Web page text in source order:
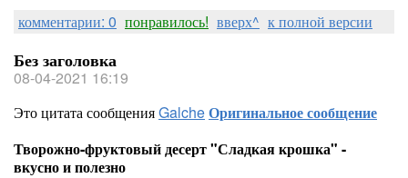
комментарии: 0 понравилось! вверх^ к полной версии
Без заголовка
08-04-2021 16:19
Это цитата сообщенияGalcheОригинальное сообщение
Творожно-фруктовый десерт "Сладкая крошка" -
вкусно и полезно